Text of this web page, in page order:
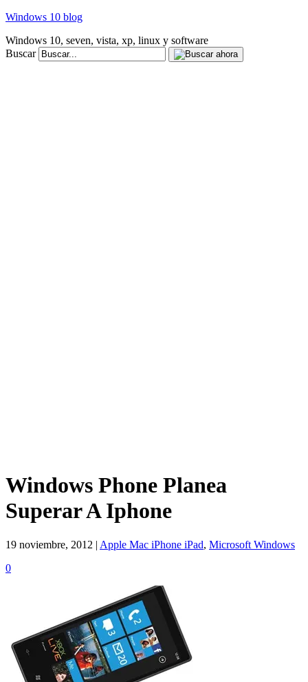
Windows 10 blog
Windows 10, seven, vista, xp, linux y software
Buscar
Windows Phone Planea
Superar A Iphone
19 noviembre, 2012 | Apple Mac iPhone iPad, Microsoft Windows
0